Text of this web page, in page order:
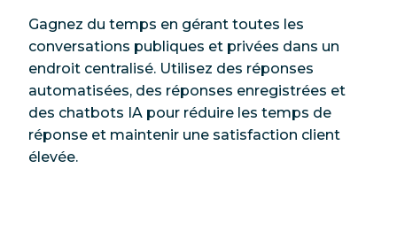
Gagnez du temps en gérant toutes les
conversations publiques et privées dans un
endroit centralisé. Utilisez des réponses
automatisées, des réponses enregistrées et
des chatbots IA pour réduire les temps de
réponse et maintenir une satisfaction client
élevée.